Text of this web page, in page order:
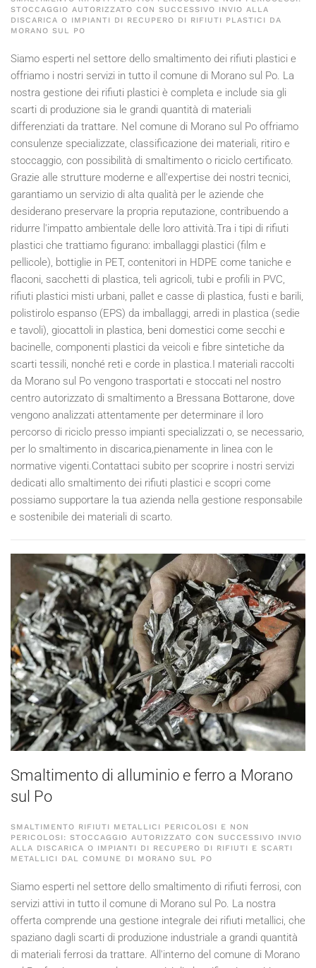
STOCCAGGIO AUTORIZZATO CON SUCCESSIVO INVIO ALLA
DISCARICA O IMPIANTI DI RECUPERO DI RIFIUTI PLASTICI DA
MORANO SUL PO
Siamo esperti nel settore dello smaltimento dei rifiuti plastici e
offriamo i nostri servizi in tutto il comune di Morano sul Po. La
nostra gestione dei rifiuti plastici è completa e include sia gli
scarti di produzione sia le grandi quantità di materiali
differenziati da trattare. Nel comune di Morano sul Po offriamo
consulenze specializzate, classificazione dei materiali, ritiro e
stoccaggio, con possibilità di smaltimento o riciclo certificato.
Grazie alle strutture moderne e all'expertise dei nostri tecnici,
garantiamo un servizio di alta qualità per le aziende che
desiderano preservare la propria reputazione, contribuendo a
ridurre l'impatto ambientale delle loro attività.Tra i tipi di rifiuti
plastici che trattiamo figurano: imballaggi plastici (film e
pellicole), bottiglie in PET, contenitori in HDPE come taniche e
flaconi, sacchetti di plastica, teli agricoli, tubi e profili in PVC,
rifiuti plastici misti urbani, pallet e casse di plastica, fusti e barili,
polistirolo espanso (EPS) da imballaggi, arredi in plastica (sedie
e tavoli), giocattoli in plastica, beni domestici come secchi e
bacinelle, componenti plastici da veicoli e fibre sintetiche da
scarti tessili, nonché reti e corde in plastica.I materiali raccolti
da Morano sul Po vengono trasportati e stoccati nel nostro
centro autorizzato di smaltimento a Bressana Bottarone, dove
vengono analizzati attentamente per determinare il loro
percorso di riciclo presso impianti specializzati o, se necessario,
per lo smaltimento in discarica,pienamente in linea con le
normative vigenti.Contattaci subito per scoprire i nostri servizi
dedicati allo smaltimento dei rifiuti plastici e scopri come
possiamo supportare la tua azienda nella gestione responsabile
e sostenibile dei materiali di scarto.
Smaltimento di alluminio e ferro a Morano
sul Po
SMALTIMENTO RIFIUTI METALLICI PERICOLOSI E NON
PERICOLOSI: STOCCAGGIO AUTORIZZATO CON SUCCESSIVO INVIO
ALLA DISCARICA O IMPIANTI DI RECUPERO DI RIFIUTI E SCARTI
METALLICI DAL COMUNE DI MORANO SUL PO
Siamo esperti nel settore dello smaltimento di rifiuti ferrosi, con
servizi attivi in tutto il comune di Morano sul Po. La nostra
offerta comprende una gestione integrale dei rifiuti metallici, che
spaziano dagli scarti di produzione industriale a grandi quantità
di materiali ferrosi da trattare. All'interno del comune di Morano